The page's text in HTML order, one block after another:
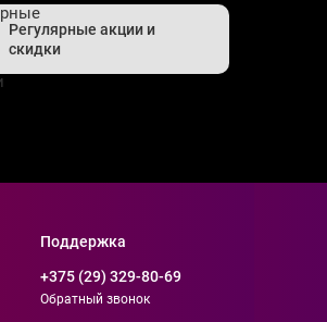
Регулярные акции и
скидки
Поддержка
+375 (29) 329-80-69
Обратный звонок